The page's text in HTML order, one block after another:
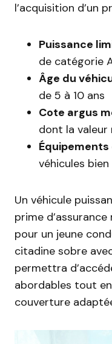
l’acquisition d’un
Puissance
de catégorie
Âge du
de 5 à 10 ans
Cote argus
dont la valeur
véhicules bien
Un véhicule
prime
pour un jeune
citadine sobre
permettra
abordables tout
couverture